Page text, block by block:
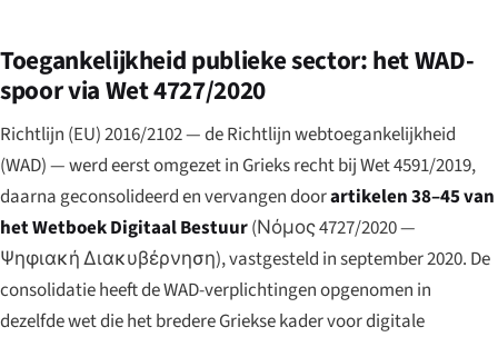
Toegankelijkheid publieke sector: het WAD-
spoor via Wet 4727/2020
Richtlijn (EU) 2016/2102 — de Richtlijn webtoegankelijkheid
(WAD) — werd eerst omgezet in Grieks recht bij Wet 4591/2019,
daarna geconsolideerd en vervangen doorartikelen 38–45 van
het Wetboek Digitaal Bestuur(Νόμος 4727/2020 —
Ψηφιακή Διακυβέρνηση), vastgesteld in september 2020. De
consolidatie heeft de WAD-verplichtingen opgenomen in
dezelfde wet die het bredere Griekse kader voor digitale